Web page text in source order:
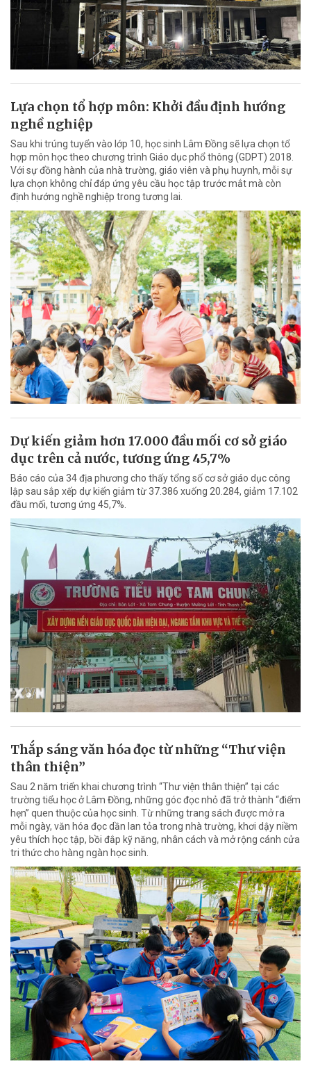
Lựa chọn tổ hợp môn: Khởi đầu định hướng
nghề nghiệp
Sau khi trúng tuyển vào lớp 10, học sinh Lâm Đồng sẽ lựa chọn tổ
hợp môn học theo chương trình Giáo dục phổ thông (GDPT) 2018.
Với sự đồng hành của nhà trường, giáo viên và phụ huynh, mỗi sự
lựa chọn không chỉ đáp ứng yêu cầu học tập trước mắt mà còn
định hướng nghề nghiệp trong tương lai.
Dự kiến giảm hơn 17.000 đầu mối cơ sở giáo
dục trên cả nước, tương ứng 45,7%
Báo cáo của 34 địa phương cho thấy tổng số cơ sở giáo dục công
lập sau sắp xếp dự kiến giảm từ 37.386 xuống 20.284, giảm 17.102
đầu mối, tương ứng 45,7%.
Thắp sáng văn hóa đọc từ những “Thư viện
thân thiện”
Sau 2 năm triển khai chương trình “Thư viện thân thiện” tại các
trường tiểu học ở Lâm Đồng, những góc đọc nhỏ đã trở thành “điểm
hẹn” quen thuộc của học sinh. Từ những trang sách được mở ra
mỗi ngày, văn hóa đọc dần lan tỏa trong nhà trường, khơi dậy niềm
yêu thích học tập, bồi đắp kỹ năng, nhân cách và mở rộng cánh cửa
tri thức cho hàng ngàn học sinh.